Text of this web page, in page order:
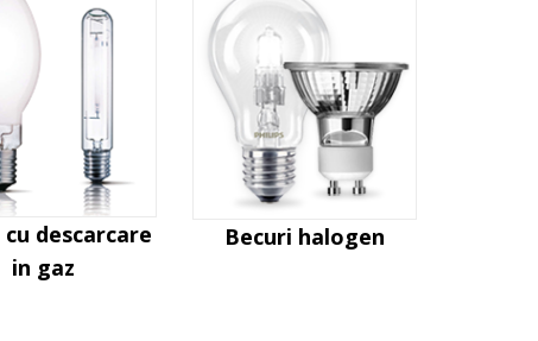
descarcare
in gaz
Becuri halogen